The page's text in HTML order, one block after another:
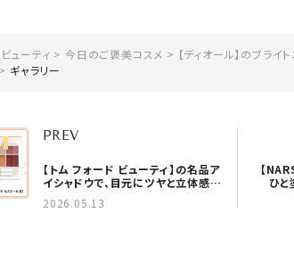
ビューティ 今日のご褒美コスメ
【ディオール】のブラ
ギャラリー
PREV
【トム フォード ビューティ】の名品ア
イシャドウで、目元にツヤと立体感を
2026.05.13
【
ひ